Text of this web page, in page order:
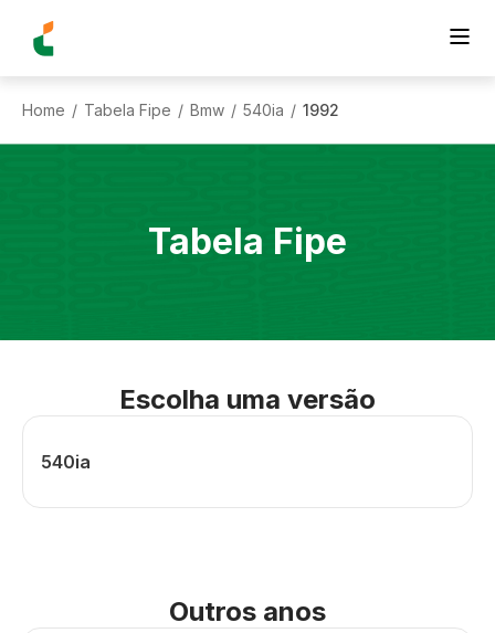
Home / Tabela Fipe / Bmw / 540ia / 1992
Tabela Fipe
Escolha uma versão
540ia
Outros anos